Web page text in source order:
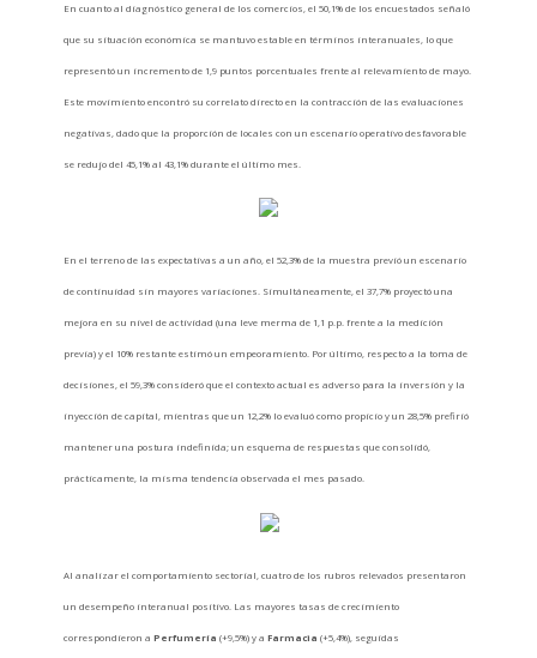
En cuanto al diagnóstico general de los comercios, el 50,1% de los encuestados señaló
que su situación económica se mantuvo estable en términos interanuales, lo que
representó un incremento de 1,9 puntos porcentuales frente al relevamiento de mayo.
Este movimiento encontró su correlato directo en la contracción de las evaluaciones
negativas, dado que la proporción de locales con un escenario operativo desfavorable
se redujo del 45,1% al 43,1% durante el último mes.
En el terreno de las expectativas a un año, el 52,3% de la muestra previó un escenario
de continuidad sin mayores variaciones. Simultáneamente, el 37,7% proyectó una
mejora en su nivel de actividad (una leve merma de 1,1 p.p. frente a la medición
previa) y el 10% restante estimó un empeoramiento. Por último, respecto a la toma de
decisiones, el 59,3% consideró que el contexto actual es adverso para la inversión y la
inyección de capital, mientras que un 12,2% lo evaluó como propicio y un 28,5% prefirió
mantener una postura indefinida; un esquema de respuestas que consolidó,
prácticamente, la misma tendencia observada el mes pasado.
Al analizar el comportamiento sectorial, cuatro de los rubros relevados presentaron
un desempeño interanual positivo. Las mayores tasas de crecimiento
correspondieron aPerfumería (+9,5%) y aFarmacia (+5,4%), seguidas